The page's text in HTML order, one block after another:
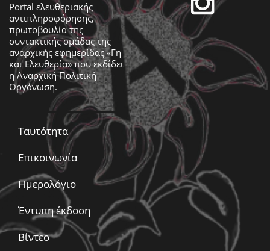
Portal ελευθεριακής
αντιπληροφόρησης,
πρωτοβουλία της
συντακτικής ομάδας της
αναρχικής εφημερίδας «Γη
και Ελευθερία» που εκδίδει
ηΑναρχική Πολιτική
Οργάνωση.
Ταυτότητα
Επικοινωνία
Ημερολόγιο
Έντυπη έκδοση
Βίντεο